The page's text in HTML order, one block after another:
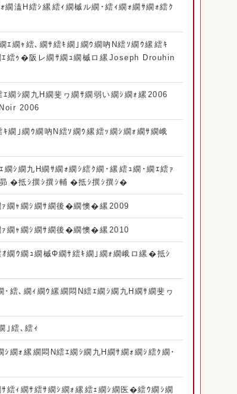
繝溘Η繧ｼ縲繧ｨ繝槭ル繝･繧ｨ繝ｫ繝ｻ繝ｫ繧ｸ
ｴ繝ｬ繧､繝ｻ繧ｷ繝｣繝ｳ繝吶Ν繧ｿ繝ｳ縲繧ｷ
繧ｩ�阪レ繝ｻ繝ｭ繝槭ロ縲Joseph Drouhin
繝ｼ繝九Η繝斐ヮ繝ｻ繝弱い繝ｼ繝ｫ縲2006
2006
繝｣繝ｳ繝吶Ν繧ｿ繝ｳ縲繧ｯ繝ｼ繝ｫ繝ｻ繝峨
ｼ繝九Η繝ｻ繝ｫ繝ｼ繧ｸ繝･縲繧ｭ繝･繝ｴ繧ｧ
�抵ｼ撰ｼ撰ｼ輔�抵ｼ撰ｼ撰ｼ�
ｧ繝ｬ繝ｼ繝ｻ繝後�繝懊�縲2009
ｧ繝ｬ繝ｼ繝ｻ繝後�繝懊�縲2010
繝ｳ繝ｭ繝槭Φ繝ｻ繧ｷ繝｣繝ｫ繝峨ロ縲�抵ｼ
繧､繝ｨ繝ｳ縲繝悶Ν繧ｴ繝ｼ繝九Η繝ｻ繝斐ヮ
｣繧､繧ｨ
繝ｫ縲繝悶Ν繧ｴ繝ｼ繝九Η繝ｻ繝ｫ繝ｼ繧ｸ繝･
ｨ繝ｻ繧ｻ繝ｼ繝ｫ縲繧ｪ繝ｼ繝医�繧ｳ繝ｼ繝